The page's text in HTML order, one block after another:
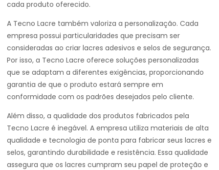
cada produto oferecido.
A Tecno Lacre também valoriza a personalização. Cada
empresa possui particularidades que precisam ser
consideradas ao criar lacres adesivos e selos de segurança.
Por isso, a Tecno Lacre oferece soluções personalizadas
que se adaptam a diferentes exigências, proporcionando
garantia de que o produto estará sempre em
conformidade com os padrões desejados pelo cliente.
Além disso, a qualidade dos produtos fabricados pela
Tecno Lacre é inegável. A empresa utiliza materiais de alta
qualidade e tecnologia de ponta para fabricar seus lacres e
selos, garantindo durabilidade e resistência. Essa qualidade
assegura que os lacres cumpram seu papel de proteção e